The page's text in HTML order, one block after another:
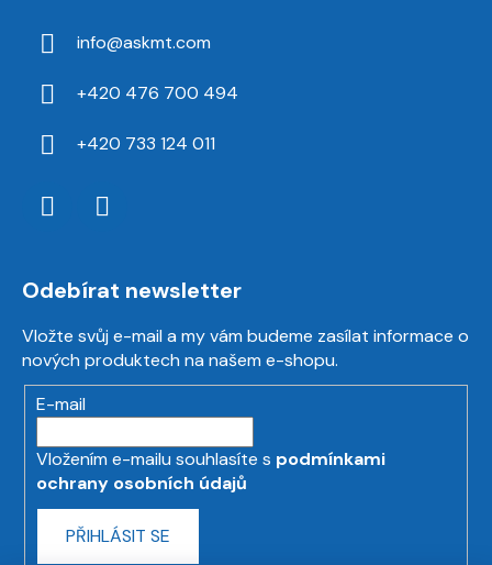
info@askmt.com
+420 476 700 494
+420 733 124 011
Odebírat newsletter
Vložte svůj e-mail a my vám budeme zasílat informace o
nových produktech na našem e-shopu.
E-mail
Vložením e-mailu souhlasíte s podmínkami
ochrany osobních údajů
PŘIHLÁSIT SE